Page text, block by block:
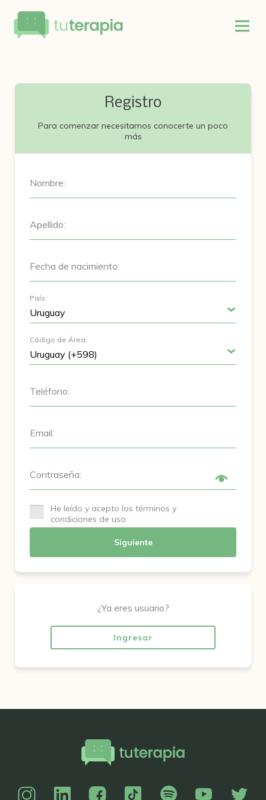
Registro
Para comenzar necesitamos conocerte un poco
más
Nombre:
Apellido:
Fecha de nacimiento:
País:
Código de Área:
Teléfono:
Email:
Contraseña:
He leído y acepto los términos y
condiciones de uso
Siguiente
¿Ya eres usuario?
Ingresar